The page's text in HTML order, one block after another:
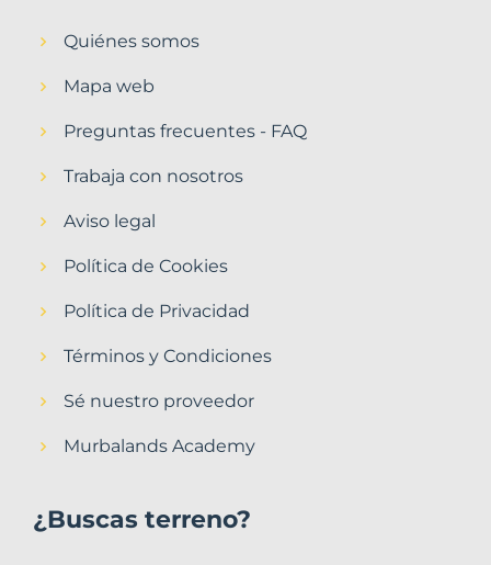
Quiénes somos
Mapa web
Preguntas frecuentes - FAQ
Trabaja con nosotros
Aviso legal
Política de Cookies
Política de Privacidad
Términos y Condiciones
Sé nuestro proveedor
Murbalands Academy
¿Buscas terreno?